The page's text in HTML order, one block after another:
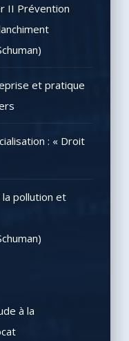
II Prévention
et pratique
: « Droit
pollution et
à la